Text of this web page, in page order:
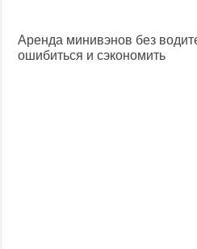
Аренда минивэнов без
ошибиться и сэкономить